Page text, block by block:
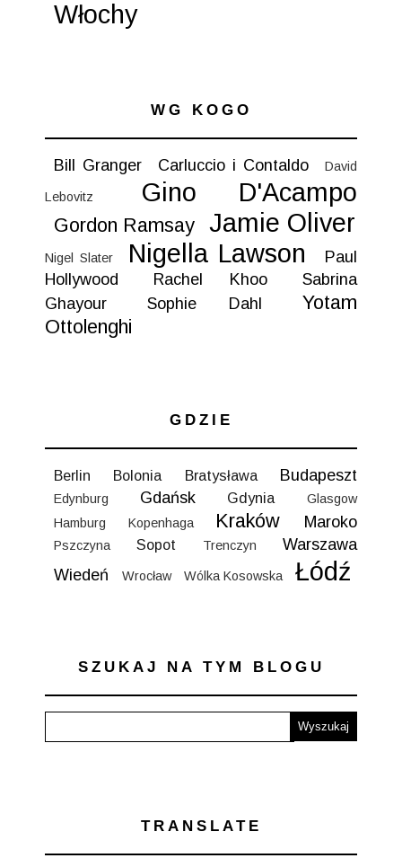
Włochy
WG KOGO
Bill Granger Carluccio i Contaldo David
Lebovitz Gino D'Acampo
Gordon Ramsay Jamie Oliver
Nigel Slater Nigella Lawson
Paul
Hollywood
Rachel Khoo
Sabrina
Ghayour
Sophie Dahl
Yotam
Ottolenghi
GDZIE
Berlin Bolonia Bratysława Budapeszt
Edynburg Gdańsk Gdynia
Glasgow
Hamburg
Kopenhaga Kraków Maroko
Pszczyna Sopot Trenczyn
Warszawa
Wiedeń
Wrocław Wólka Kosowska Łódź
SZUKAJ NA TYM BLOGU
TRANSLATE